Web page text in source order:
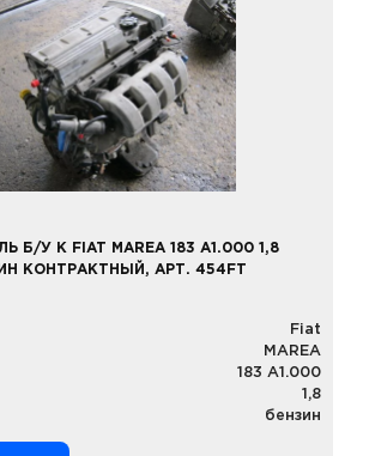
Б/У К FIAT MAREA 183 A1.000 1,8
КОНТРАКТНЫЙ, АРТ. 454FT
Fiat
MAREA
183 A1.000
1,8
бензин